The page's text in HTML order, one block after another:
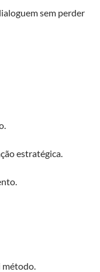
sem perder
estratégica.